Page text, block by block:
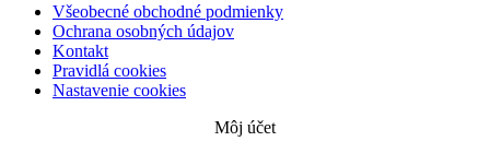
Všeobecné obchodné podmienky
Ochrana osobných údajov
Kontakt
Pravidlá cookies
Nastavenie cookies
Môj účet